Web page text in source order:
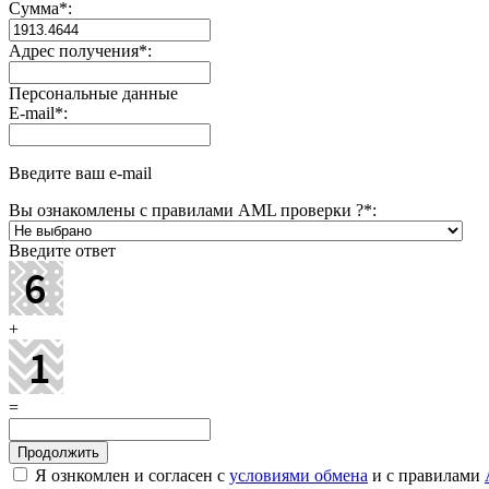
Сумма*:
Адрес получения*:
Персональные данные
E-mail*:
Введите ваш e-mail
Вы ознакомлены с правилами AML проверки ?*:
Введите ответ
+
=
Я ознкомлен и согласен с условиями обмена и с правилами